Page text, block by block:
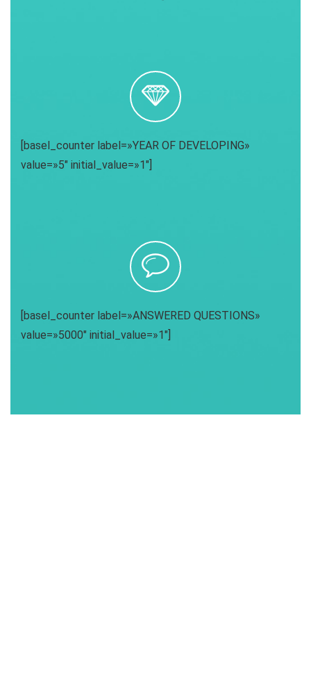
[basel_counter label=»YEAR OF DEVELOPING»
value=»5″ initial_value=»1″]
[basel_counter label=»ANSWERED QUESTIONS»
value=»5000″ initial_value=»1″]